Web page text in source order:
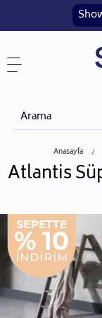
Anasayfa
Atlantis